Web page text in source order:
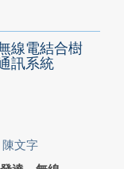
線電結合樹
訊系統
陳文字